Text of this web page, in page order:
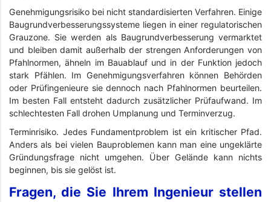
Genehmigungsrisiko bei nicht standardisierten Verfahren. Einige
Baugrundverbesserungssysteme liegen in einer regulatorischen
Grauzone. Sie werden als Baugrundverbesserung vermarktet
und bleiben damit außerhalb der strengen Anforderungen von
Pfahlnormen, ähneln im Bauablauf und in der Funktion jedoch
stark Pfählen. Im Genehmigungsverfahren können Behörden
oder Prüfingenieure sie dennoch nach Pfahlnormen beurteilen.
Im besten Fall entsteht dadurch zusätzlicher Prüfaufwand. Im
schlechtesten Fall drohen Umplanung und Terminverzug.
Terminrisiko. Jedes Fundamentproblem ist ein kritischer Pfad.
Anders als bei vielen Bauproblemen kann man eine ungeklärte
Gründungsfrage nicht umgehen. Über Gelände kann nichts
beginnen, bis sie gelöst ist.
Fragen, die Sie Ihrem Ingenieur stellen